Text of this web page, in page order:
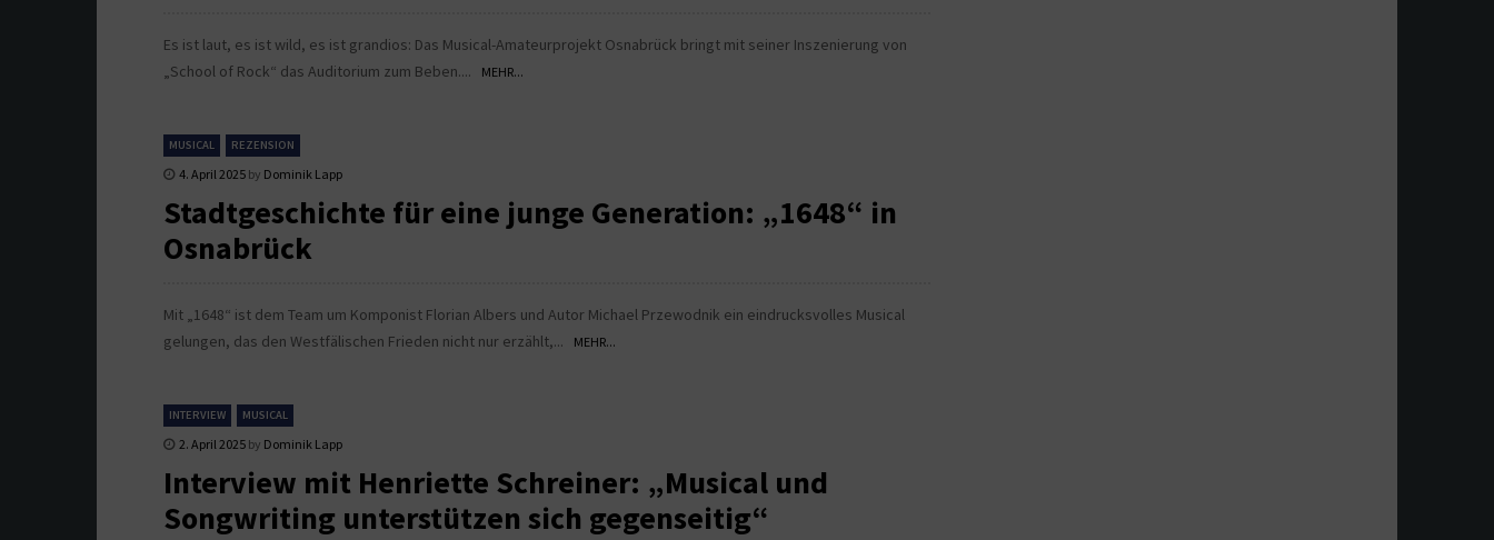
Es ist laut, es ist wild, es ist grandios: Das Musical-Amateurprojekt Osnabrück bringt mit seiner Inszenierung von
„School of Rock“ das Auditorium zum Beben....
MEHR...
MUSICAL REZENSION
4. April 2025 by Dominik Lapp
Stadtgeschichte für eine junge Generation: „1648“ in
Osnabrück
Mit „1648“ ist dem Team um Komponist Florian Albers und Autor Michael Przewodnik ein eindrucksvolles Musical
gelungen, das den Westfälischen Frieden nicht nur erzählt,...
MEHR...
INTERVIEW MUSICAL
2. April 2025 by Dominik Lapp
Interview mit Henriette Schreiner: „Musical und
Songwriting unterstützen sich gegenseitig“